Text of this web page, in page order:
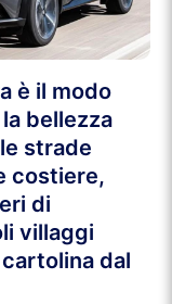
è il modo
bellezza
strade
costiere,
di
villaggi
dal